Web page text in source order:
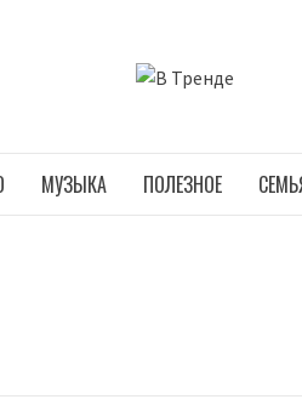
МУЗЫКА ПОЛЕЗНОЕ